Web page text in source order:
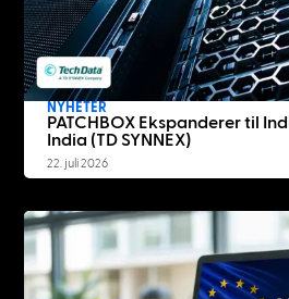
NYHETER
PATCHBOX Ekspanderer til
India (TD SYNNEX)
22. juli 2026